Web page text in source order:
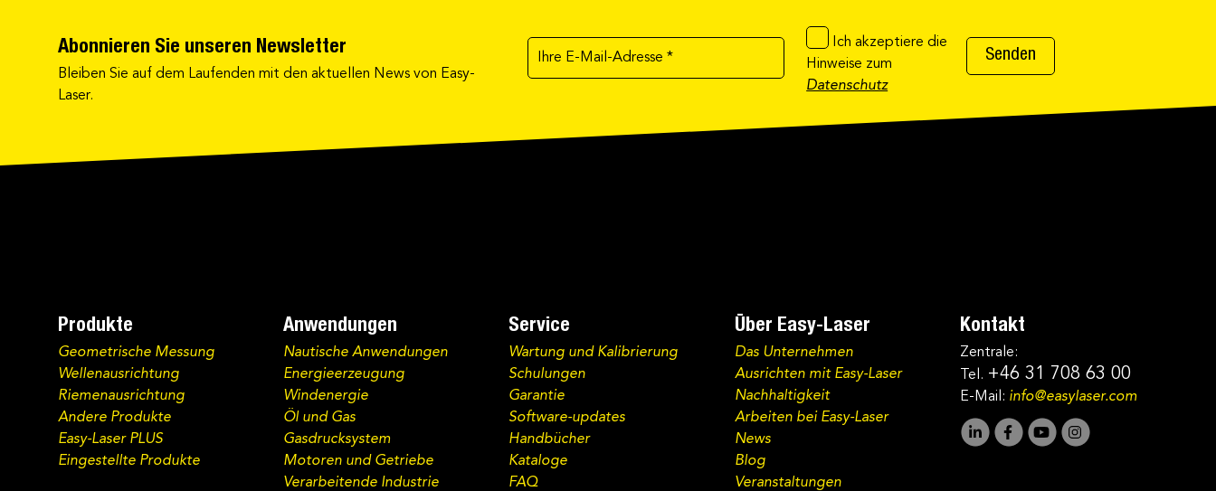
Abonnieren Sie unseren Newsletter
Bleiben Sie auf dem Laufenden mit den aktuellen News von Easy-
Laser.
Ich akzeptiere die
Hinweise zum
Datenschutz
Produkte
Geometrische Messung
Wellenausrichtung
Riemenausrichtung
Andere Produkte
Easy-Laser PLUS
Eingestellte Produkte
Anwendungen
Nautische Anwendungen
Energieerzeugung
Windenergie
Öl und Gas
Gasdrucksystem
Motoren und Getriebe
Verarbeitende Industrie
Service
Wartung und Kalibrierung
Schulungen
Garantie
Software-updates
Handbücher
Kataloge
FAQ
Über Easy-Laser
Das Unternehmen
Ausrichten mit Easy-Laser
Nachhaltigkeit
Arbeiten bei Easy-Laser
News
Blog
Veranstaltungen
Kontakt
Zentrale:
Tel. +46 31 708 63 00
E-Mail: info@easylaser.com